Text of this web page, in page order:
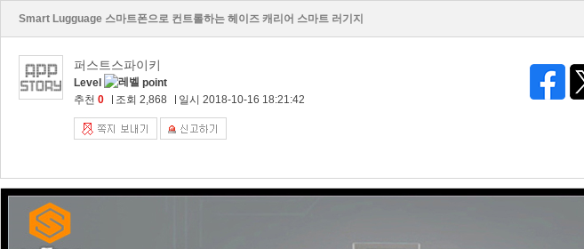
Smart Lugguage 스마트폰으로 컨트롤하는 헤이즈 캐리어 스마트 러기지
퍼스트스파이키
Level
point
추천 0 조회 2,868 일시 2018-10-16 18:21:42